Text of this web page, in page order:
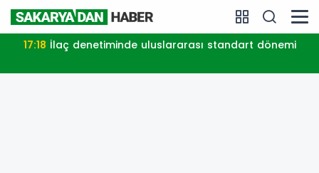
17:18 İlaç denetiminde uluslararası standart dönemi